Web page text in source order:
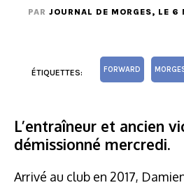
PAR JOURNAL DE MORGES, LE 6
ÉTIQUETTES: FORWARD
L’entraîneur et ancien
démissionné mercredi.
Arrivé au club en 2017,